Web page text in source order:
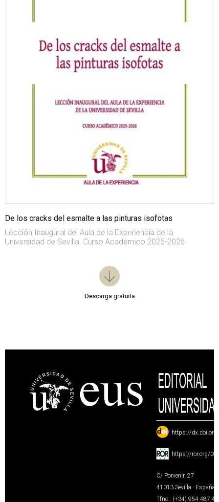
De los cracks del esmalte a las pinturas isofotas
Lección Inaugural del Aula de la Experiencia de la
Universidad de Sevilla. Curso Académico 2025-2026
Descarga gratuita
: https://
: https://ror.org/
C/ Porvenir, 27
41013 Sevilla · España
Tfno.: (+34) 954 487